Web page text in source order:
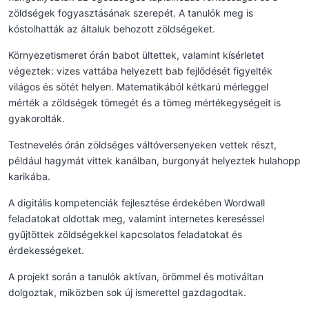
zöldségek fogyasztásának szerepét. A tanulók meg is
kóstolhatták az általuk behozott zöldségeket.
Környezetismeret órán babot ültettek, valamint kísérletet
végeztek: vizes vattába helyezett bab fejlődését figyelték
világos és sötét helyen. Matematikából kétkarú mérleggel
mérték a zöldségek tömegét és a tömeg mértékegységeit is
gyakorolták.
Testnevelés órán zöldséges váltóversenyeken vettek részt,
például hagymát vittek kanálban, burgonyát helyeztek hulahopp
karikába.
A digitális kompetenciák fejlesztése érdekében Wordwall
feladatokat oldottak meg, valamint internetes kereséssel
gyűjtöttek zöldségekkel kapcsolatos feladatokat és
érdekességeket.
A projekt során a tanulók aktívan, örömmel és motiváltan
dolgoztak, miközben sok új ismerettel gazdagodtak.